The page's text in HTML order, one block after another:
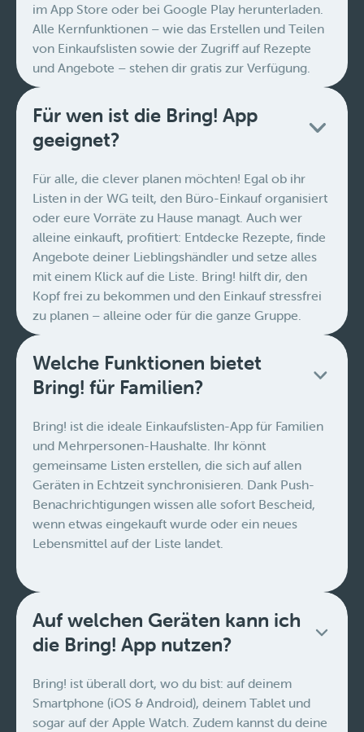
im App Store oder bei Google Play herunterladen.
Alle Kernfunktionen – wie das Erstellen und Teilen
von Einkaufslisten sowie der Zugriff auf Rezepte
und Angebote – stehen dir gratis zur Verfügung.
Für wen ist die Bring! App
geeignet?
Für alle, die clever planen möchten! Egal ob ihr
Listen in der WG teilt, den Büro-Einkauf organisiert
oder eure Vorräte zu Hause managt. Auch wer
alleine einkauft, profitiert: Entdecke Rezepte, finde
Angebote deiner Lieblingshändler und setze alles
mit einem Klick auf die Liste. Bring! hilft dir, den
Kopf frei zu bekommen und den Einkauf stressfrei
zu planen – alleine oder für die ganze Gruppe.
Welche Funktionen bietet
Bring! für Familien?
Bring! ist die ideale Einkaufslisten-App für Familien
und Mehrpersonen-Haushalte. Ihr könnt
gemeinsame Listen erstellen, die sich auf allen
Geräten in Echtzeit synchronisieren. Dank Push-
Benachrichtigungen wissen alle sofort Bescheid,
wenn etwas eingekauft wurde oder ein neues
Lebensmittel auf der Liste landet.
Auf welchen Geräten kann ich
die Bring! App nutzen?
Bring! ist überall dort, wo du bist: auf deinem
Smartphone (iOS & Android), deinem Tablet und
sogar auf der Apple Watch. Zudem kannst du deine